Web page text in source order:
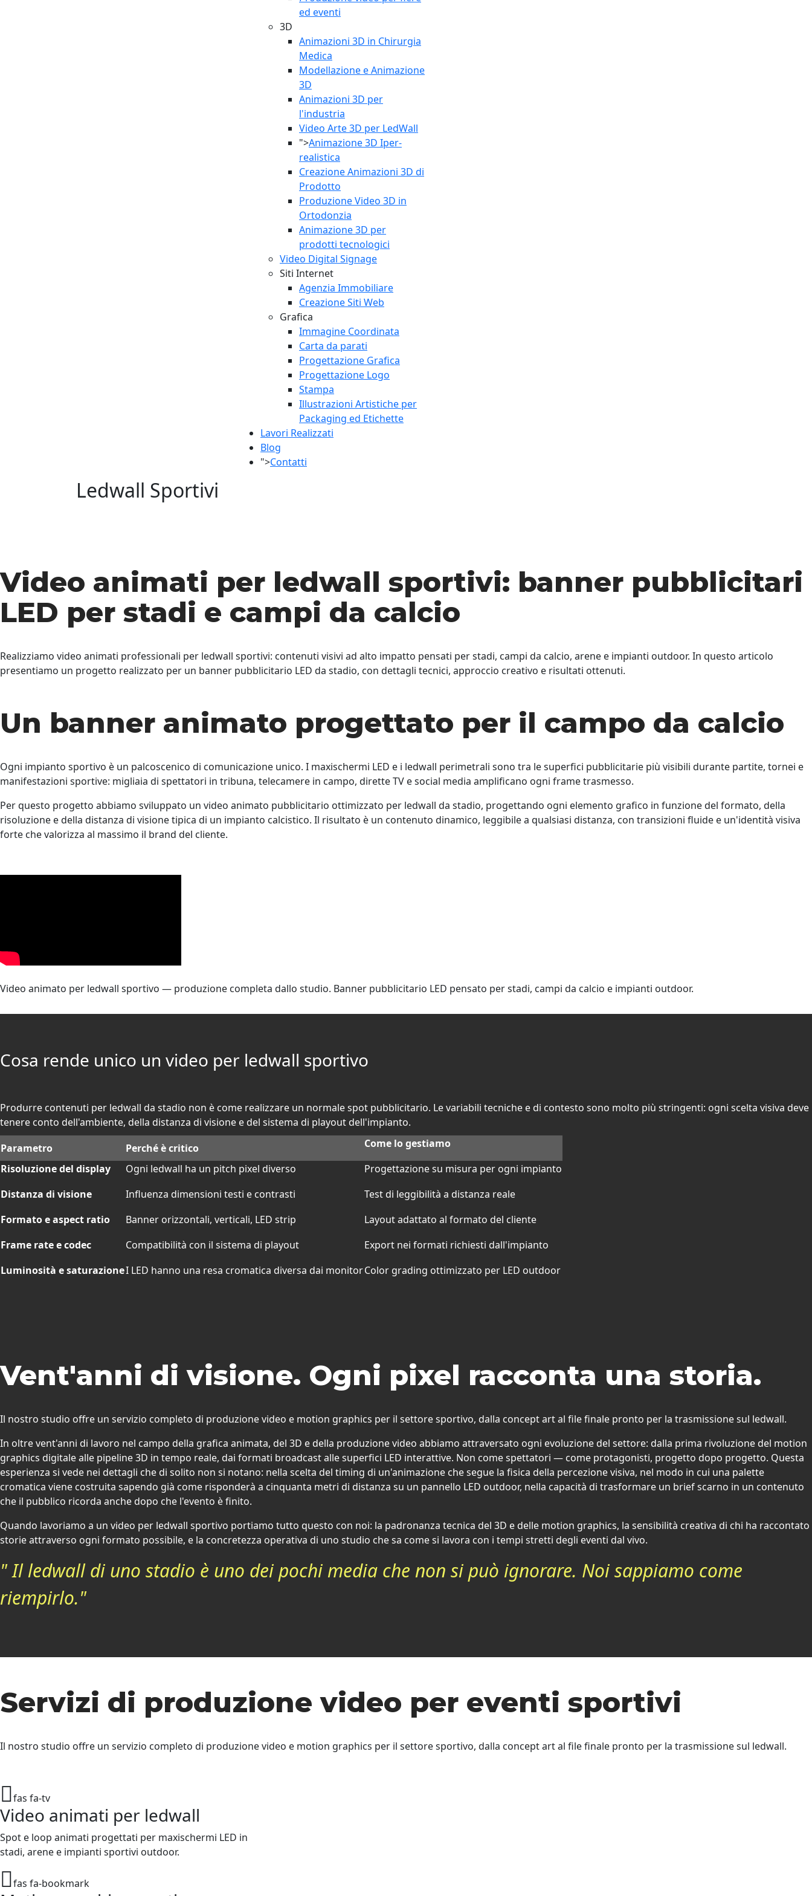
ed eventi
3D
Animazioni 3D in Chirurgia
Medica
Modellazione e Animazione
3D
Animazioni 3D per
l'industria
Video Arte 3D per LedWall
">Animazione 3D Iper-
realistica
Creazione Animazioni 3D di
Prodotto
Produzione Video 3D in
Ortodonzia
Animazione 3D per
prodotti tecnologici
Video Digital Signage
Siti Internet
Agenzia Immobiliare
Creazione Siti Web
Grafica
Immagine Coordinata
Carta da parati
Progettazione Grafica
Progettazione Logo
Stampa
Illustrazioni Artistiche per
Packaging ed Etichette
Lavori Realizzati
Blog
">Contatti
Ledwall Sportivi
Video animati per ledwall sportivi: banner pubblicitari
LED per stadi e campi da calcio
Realizziamo video animati professionali per ledwall sportivi: contenuti visivi ad alto impatto pensati per stadi, campi da calcio, arene e impianti outdoor. In questo articolo
presentiamo un progetto realizzato per un banner pubblicitario LED da stadio, con dettagli tecnici, approccio creativo e risultati ottenuti.
Un banner animato progettato per il campo da calcio
Ogni impianto sportivo è un palcoscenico di comunicazione unico. I maxischermi LED e i ledwall perimetrali sono tra le superfici pubblicitarie più visibili durante partite, tornei e
manifestazioni sportive: migliaia di spettatori in tribuna, telecamere in campo, dirette TV e social media amplificano ogni frame trasmesso.
Per questo progetto abbiamo sviluppato un video animato pubblicitario ottimizzato per ledwall da stadio, progettando ogni elemento grafico in funzione del formato, della
risoluzione e della distanza di visione tipica di un impianto calcistico. Il risultato è un contenuto dinamico, leggibile a qualsiasi distanza, con transizioni fluide e un'identità visiva
forte che valorizza al massimo il brand del cliente.
Video animato per ledwall sportivo — produzione completa dallo studio. Banner pubblicitario LED pensato per stadi, campi da calcio e impianti outdoor.
Cosa rende unico un video per ledwall sportivo
Produrre contenuti per ledwall da stadio non è come realizzare un normale spot pubblicitario. Le variabili tecniche e di contesto sono molto più stringenti: ogni scelta visiva deve
tenere conto dell'ambiente, della distanza di visione e del sistema di playout dell'impianto.
Parametro
Perché è critico
Come lo gestiamo
Risoluzione del display
Ogni ledwall ha un pitch pixel diverso
Progettazione su misura per ogni impianto
Distanza di visione
Influenza dimensioni testi e contrasti
Test di leggibilità a distanza reale
Formato e aspect ratio
Banner orizzontali, verticali, LED strip
Layout adattato al formato del cliente
Frame rate e codec
Compatibilità con il sistema di playout
Export nei formati richiesti dall'impianto
Luminosità e saturazioneI LED hanno una resa cromatica diversa dai monitorColor grading ottimizzato per LED outdoor
Vent'anni di visione. Ogni pixel racconta una storia.
Il nostro studio offre un servizio completo di produzione video e motion graphics per il settore sportivo, dalla concept art al file finale pronto per la trasmissione sul ledwall.
In oltre vent'anni di lavoro nel campo della grafica animata, del 3D e della produzione video abbiamo attraversato ogni evoluzione del settore: dalla prima rivoluzione del motion
graphics digitale alle pipeline 3D in tempo reale, dai formati broadcast alle superfici LED interattive. Non come spettatori — come protagonisti, progetto dopo progetto. Questa
esperienza si vede nei dettagli che di solito non si notano: nella scelta del timing di un'animazione che segue la fisica della percezione visiva, nel modo in cui una palette
cromatica viene costruita sapendo già come risponderà a cinquanta metri di distanza su un pannello LED outdoor, nella capacità di trasformare un brief scarno in un contenuto
che il pubblico ricorda anche dopo che l'evento è finito.
Quando lavoriamo a un video per ledwall sportivo portiamo tutto questo con noi: la padronanza tecnica del 3D e delle motion graphics, la sensibilità creativa di chi ha raccontato
storie attraverso ogni formato possibile, e la concretezza operativa di uno studio che sa come si lavora con i tempi stretti degli eventi dal vivo.
" Il ledwall di uno stadio è uno dei pochi media che non si può ignorare. Noi sappiamo come
riempirlo."
Servizi di produzione video per eventi sportivi
Il nostro studio offre un servizio completo di produzione video e motion graphics per il settore sportivo, dalla concept art al file finale pronto per la trasmissione sul ledwall.
fas fa-tv
Video animati per ledwall
Spot e loop animati progettati per maxischermi LED in
stadi, arene e impianti sportivi outdoor.
fas fa-bookmark